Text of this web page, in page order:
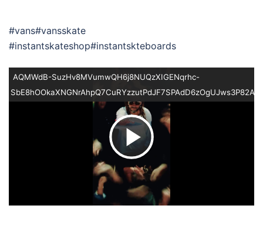
#vans#vansskate
#instantskateshop#instantskteboards
AQMWdB-SuzHv8MVumwQH6j8NUQzXIGENqrhc-
SbE8hOOkaXNGNrAhpQ7CuRYzzutPdJF7SPAdD6zOgUJws3P82AZ
ビ
デ